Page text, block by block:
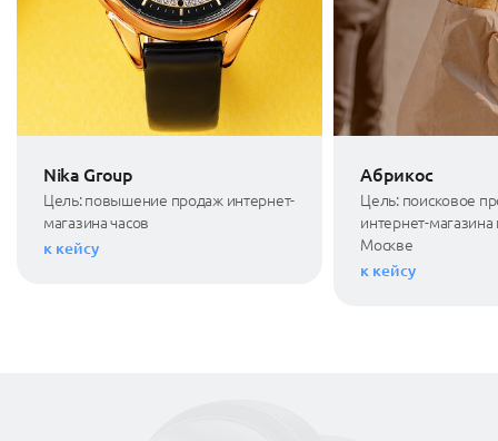
Nika Group
Цель: повышение продаж интернет-
магазина часов
к кейсу
Абрикос
Цель: поисковое
интернет-
Москве
к кейсу